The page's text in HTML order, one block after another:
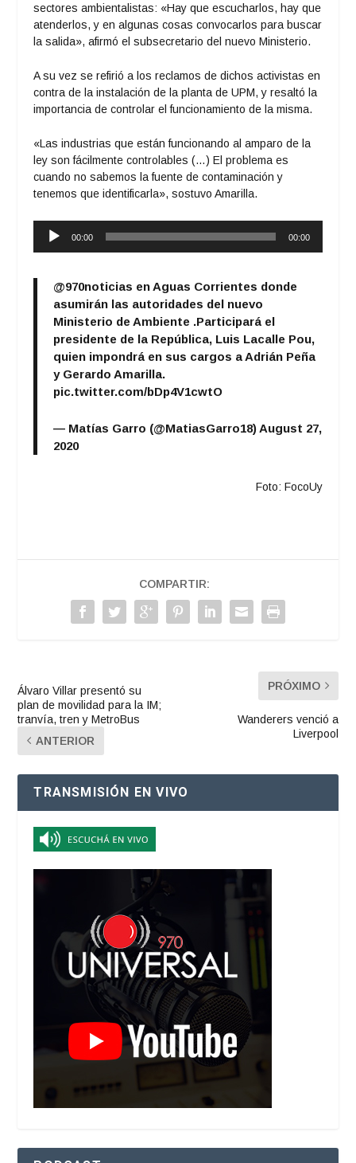
sectores ambientalistas: «Hay que escucharlos, hay que
atenderlos, y en algunas cosas convocarlos para buscar
la salida», afirmó el subsecretario del nuevo Ministerio.
A su vez se refirió a los reclamos de dichos activistas en
contra de la instalación de la planta de UPM, y resaltó la
importancia de controlar el funcionamiento de la misma.
«Las industrias que están funcionando al amparo de la
ley son fácilmente controlables (…) El problema es
cuando no sabemos la fuente de contaminación y
tenemos que identificarla», sostuvo Amarilla.
Reproductor
00:00 00:00
@970noticias en Aguas Corrientes donde
asumirán las autoridades del nuevo
Ministerio de Ambiente .Participará el
presidente de la República, Luis Lacalle Pou,
quien impondrá en sus cargos a Adrián Peña
y Gerardo Amarilla.
pic.twitter.com/bDp4V1cwtO
— Matías Garro (@MatiasGarro18) August 27,
2020
Foto: FocoUy
COMPARTIR:
Álvaro Villar presentó su
plan de movilidad para la IM;
tranvía, tren y MetroBus
ANTERIOR
PRÓXIMO
Wanderers venció a
Liverpool
TRANSMISIÓN EN VIVO